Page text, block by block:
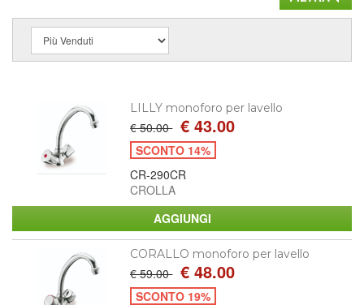
LILLY monoforo per lavello
€ 50.00 € 43.00
SCONTO 14%
CR-290CR
CROLLA
CORALLO monoforo per lavello
€ 59.00 € 48.00
SCONTO 19%